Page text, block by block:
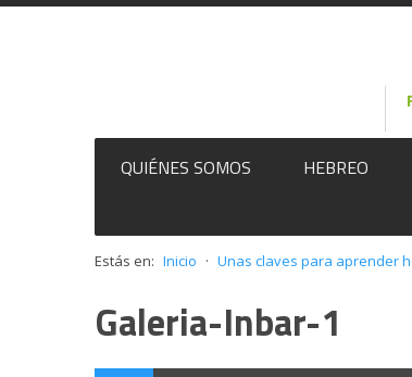
QUIÉNES SOMOS HEBREO
Estás en: Inicio · Unas claves para aprender
Galeria-Inbar-1